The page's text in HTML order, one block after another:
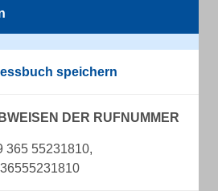
speichern
DER RUFNUMMER
365 55231810,